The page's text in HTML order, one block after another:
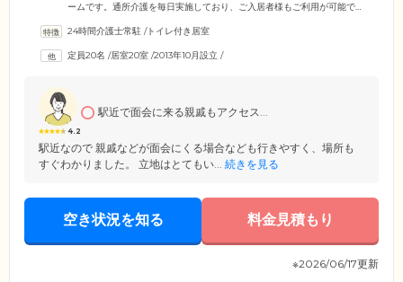
ームです。通所介護を毎日実施しており、ご入居者様もご利用が可能で
おりますので、日中の時間を有意義にお過ごしいただけます。通所・訪
フなので、人見知りの方も安心です。医療体制については、提携の医療
24時間介護士常駐 /トイレ付き居室
定員20名 /居室20室 /2013年10月設立 /
4.2
駅近で面会に来る親戚もアクセス...
駅近なので 親戚などが面会にくる場合なども行きやすく、場所も
すぐわかりました。 立地はとてもい... 続きを見る
空き状況を知る 料金見積もり
※2026/06/17更新